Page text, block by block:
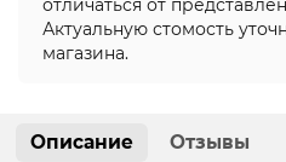
отличаться от
Актуальную стомость
магазина.
Описание Отзывы